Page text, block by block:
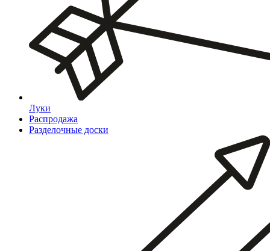
Луки
Распродажа
Разделочные доски